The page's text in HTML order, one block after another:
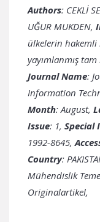
Authors: CEKLİ
UĞUR MUKDEN,
ülkelerin
yayımlanmış tam
Journal Name:
Information
Month: August,
Issue: 1, Special
1992-8645,
Country
Mühendislik
Originalartikel,